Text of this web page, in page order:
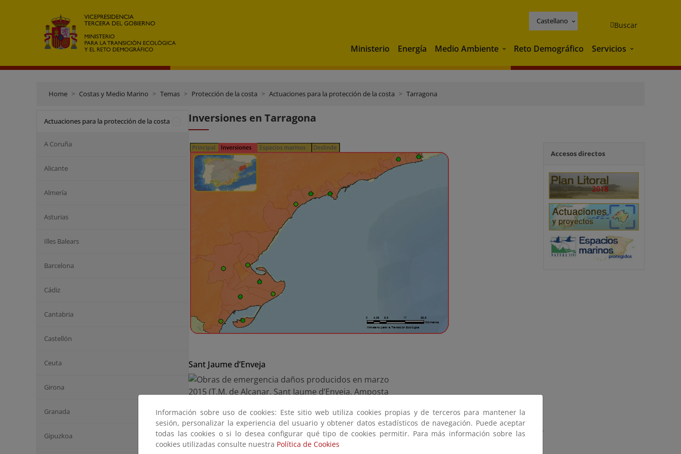
Castellano Buscar
Ministerio Energía Medio Ambiente Medio Ambiente
Reto Demográfico Servicios Servicios
Home Costas y Medio Marino Temas Protección de la costa Actuaciones para la protección de la costa Tarragona
Actuaciones para la protección de la costa
A Coruña
Alicante
Almería
Asturias
Illes Balears
Barcelona
Cádiz
Cantabria
Castellón
Ceuta
Girona
Granada
Gipuzkoa
Inversiones en Tarragona
Sant Jaume d’Enveja
Obras de emergencia daños producidos en marzo 2015 (T.M. de Alcanar, Sant Jaume d’Enveja,
Amposta y Deltebre) (Terminada, 2015)
Accesos directos
Información sobre uso de cookies: Este sitio web utiliza cookies propias y de terceros para mantener la
sesión, personalizar la experiencia del usuario y obtener datos estadísticos de navegación. Puede aceptar
todas las cookies o si lo desea configurar qué tipo de cookies permitir. Para más información sobre las
cookies utilizadas consulte nuestra Política de Cookies